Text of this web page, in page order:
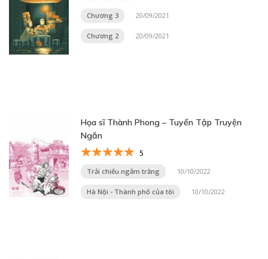
Chương 3 20/09/2021
Chương 2 20/09/2021
Họa sĩ Thành Phong – Tuyển Tập Truyện
Ngắn
5
Trải chiếu ngắm trăng 10/10/2022
Hà Nội - Thành phố của tôi 10/10/2022